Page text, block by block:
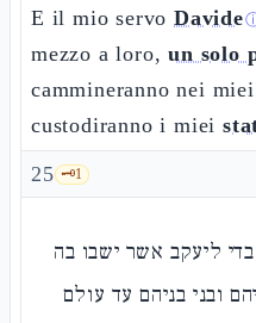
E il mio servo Davide
mezzo a loro,un solo
cammineranno nei miei
custodiranno i miei
25 🗝️1
ליעקב אשר ישבו בה
ובני בניהם עד עולם